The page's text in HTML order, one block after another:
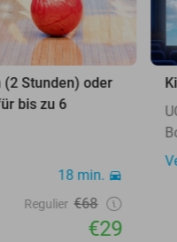
(2 Stunden) oder
bis zu 6
18 min.
Regulier €68
€29